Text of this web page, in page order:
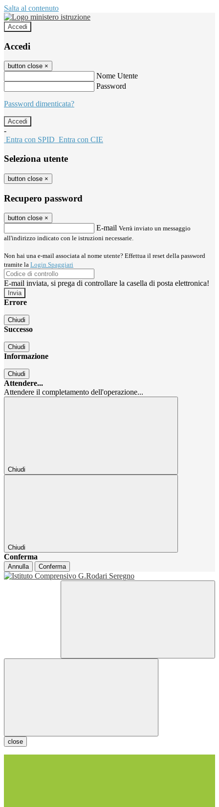
Salta al contenuto
Accedi
Accedi
button close ×
Nome Utente
Password
Password dimenticata?
-
Entra con SPID Entra con CIE
Seleziona utente
button close ×
Recupero password
button close ×
E-mail Verrà inviato un messaggio
all'indirizzo indicato con le istruzioni necessarie.
Non hai una e-mail associata al nome utente? Effettua il reset della password
tramite la Login Spaggiari
E-mail inviata, si prega di controllare la casella di posta elettronica!
Errore
Chiudi
Successo
Chiudi
Informazione
Chiudi
Attendere...
Attendere il completamento dell'operazione...
Chiudi
Chiudi
Conferma
Annulla Conferma
close